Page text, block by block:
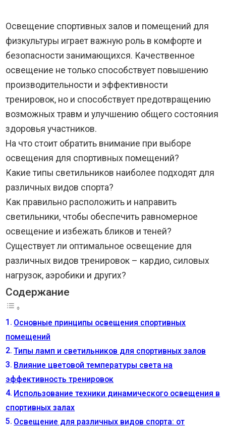
Освещение спортивных залов и помещений для
физкультуры играет важную роль в комфорте и
безопасности занимающихся. Качественное
освещение не только способствует повышению
производительности и эффективности
тренировок, но и способствует предотвращению
возможных травм и улучшению общего состояния
здоровья участников.
На что стоит обратить внимание при выборе
освещения для спортивных помещений?
Какие типы светильников наиболее подходят для
различных видов спорта?
Как правильно расположить и направить
светильники, чтобы обеспечить равномерное
освещение и избежать бликов и теней?
Существует ли оптимальное освещение для
различных видов тренировок – кардио, силовых
нагрузок, аэробики и других?
Содержание
Основные принципы освещения спортивных
помещений
Типы ламп и светильников для спортивных залов
Влияние цветовой температуры света на
эффективность тренировок
Использование техники динамического освещения в
спортивных залах
Освещение для различных видов спорта: от